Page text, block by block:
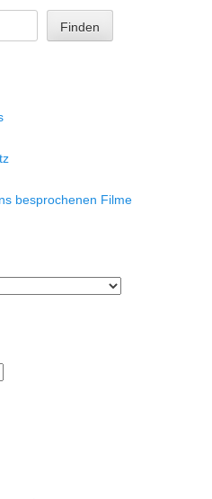
Finden
besprochenen Filme